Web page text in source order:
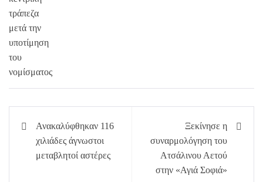
Πλοήγηση
άρθρων
Ανακαλύφθηκαν 116
χιλιάδες άγνωστοι
μεταβλητοί αστέρες
Ξεκίνησε η
συναρμολόγηση του
Ατσάλινου Αετού
στην «Αγιά Σοφιά»